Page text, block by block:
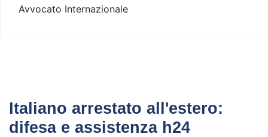
Avvocato Internazionale
Italiano arrestato all'estero:
difesa e assistenza h24